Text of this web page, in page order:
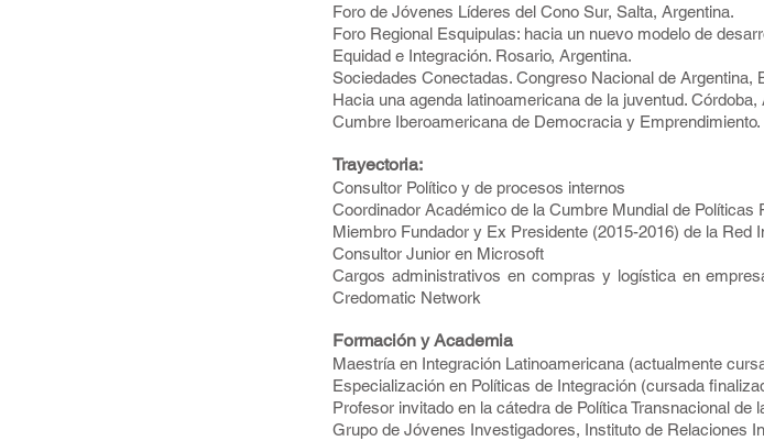
Foro de Jóvenes Líderes del Cono Sur, Salta, Argentina.
Foro Regional Esquipulas: hacia un nuevo modelo de
Equidad e Integración. Rosario, Argentina.
Sociedades Conectadas. Congreso Nacional de Argentina,
Hacia una agenda latinoamericana de la juventud. Córdoba,
Cumbre Iberoamericana de Democracia y
Trayectoria:
Consultor Político y de procesos internos
Coordinador Académico de la Cumbre Mundial de Políticas
Miembro Fundador y Ex Presidente (2015-2016) de la Red
Consultor Junior en Microsoft
Cargos administrativos en compras y logística en
Credomatic Network
Formación y Academia
Maestría en Integración Latinoamericana (actualmente
Especialización en Políticas de Integración (cursada
Profesor invitado en la cátedra de Política Transnacional de
Grupo de Jóvenes Investigadores, Instituto de Relaciones